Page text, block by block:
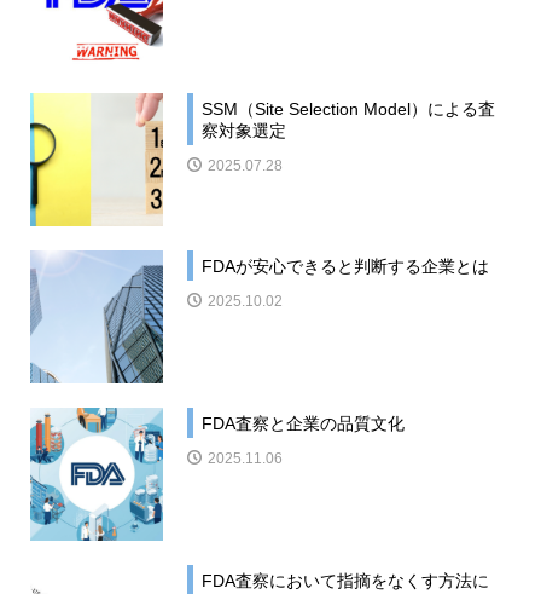
SSM（Site Selection Model）による査
察対象選定
2025.07.28
FDAが安心できると判断する企業とは
2025.10.02
FDA査察と企業の品質文化
2025.11.06
FDA査察において指摘をなくす方法に